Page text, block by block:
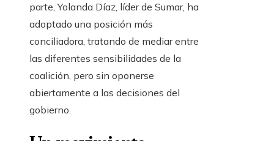
parte, Yolanda Díaz, líder de Sumar, ha
adoptado una posición más
conciliadora, tratando de mediar entre
las diferentes sensibilidades de la
coalición, pero sin oponerse
abiertamente a las decisiones del
gobierno.